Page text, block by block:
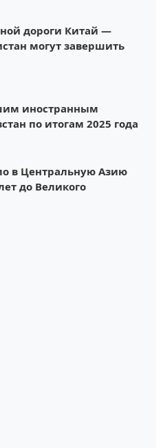
дороги Китай —
могут завершить
иностранным
по итогам 2025 года
в Центральную Азию
до Великого